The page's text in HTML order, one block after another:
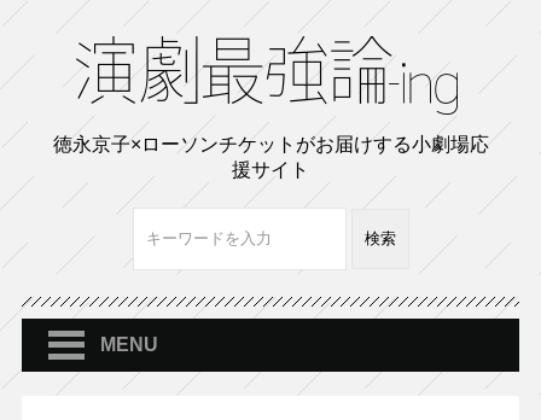
徳永京子×ローソンチケットがお届けする小劇場応
援サイト
MENU